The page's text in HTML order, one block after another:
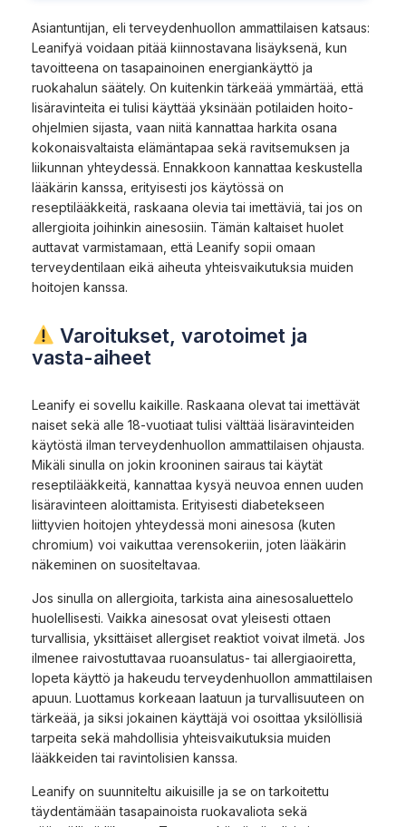
Asiantuntijan, eli terveydenhuollon ammattilaisen katsaus:
Leanifyä voidaan pitää kiinnostavana lisäyksenä, kun
tavoitteena on tasapainoinen energiankäyttö ja
ruokahalun säätely. On kuitenkin tärkeää ymmärtää, että
lisäravinteita ei tulisi käyttää yksinään potilaiden hoito-
ohjelmien sijasta, vaan niitä kannattaa harkita osana
kokonaisvaltaista elämäntapaa sekä ravitsemuksen ja
liikunnan yhteydessä. Ennakkoon kannattaa keskustella
lääkärin kanssa, erityisesti jos käytössä on
reseptilääkkeitä, raskaana olevia tai imettäviä, tai jos on
allergioita joihinkin ainesosiin. Tämän kaltaiset huolet
auttavat varmistamaan, että Leanify sopii omaan
terveydentilaan eikä aiheuta yhteisvaikutuksia muiden
hoitojen kanssa.
Varoitukset, varotoimet ja
vasta-aiheet
Leanify ei sovellu kaikille. Raskaana olevat tai imettävät
naiset sekä alle 18-vuotiaat tulisi välttää lisäravinteiden
käytöstä ilman terveydenhuollon ammattilaisen ohjausta.
Mikäli sinulla on jokin krooninen sairaus tai käytät
reseptilääkkeitä, kannattaa kysyä neuvoa ennen uuden
lisäravinteen aloittamista. Erityisesti diabetekseen
liittyvien hoitojen yhteydessä moni ainesosa (kuten
chromium) voi vaikuttaa verensokeriin, joten lääkärin
näkeminen on suositeltavaa.
Jos sinulla on allergioita, tarkista aina ainesosaluettelo
huolellisesti. Vaikka ainesosat ovat yleisesti ottaen
turvallisia, yksittäiset allergiset reaktiot voivat ilmetä. Jos
ilmenee raivostuttavaa ruoansulatus- tai allergiaoiretta,
lopeta käyttö ja hakeudu terveydenhuollon ammattilaisen
apuun. Luottamus korkeaan laatuun ja turvallisuuteen on
tärkeää, ja siksi jokainen käyttäjä voi osoittaa yksilöllisiä
tarpeita sekä mahdollisia yhteisvaikutuksia muiden
lääkkeiden tai ravintolisien kanssa.
Leanify on suunniteltu aikuisille ja se on tarkoitettu
täydentämään tasapainoista ruokavaliota sekä